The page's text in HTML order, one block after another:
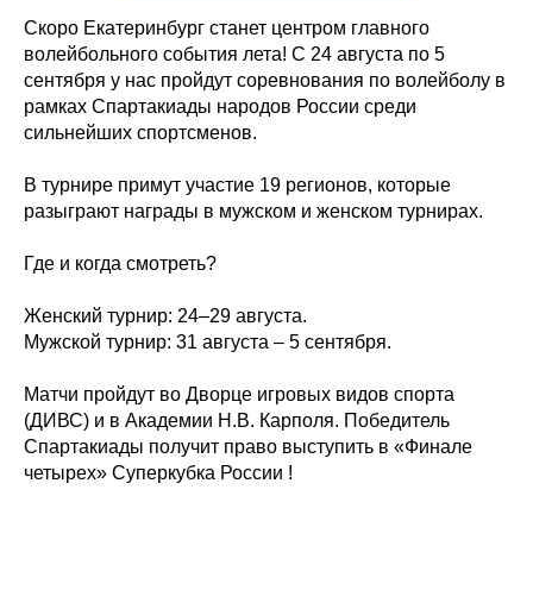
Скоро Екатеринбург станет центром главного
волейбольного события лета! С 24 августа по 5
сентября у нас пройдут соревнования по волейболу в
рамках Спартакиады народов России среди
сильнейших спортсменов.
В турнире примут участие 19 регионов, которые
разыграют награды в мужском и женском турнирах.
Где и когда смотреть?
Женский турнир: 24–29 августа.
Мужской турнир: 31 августа – 5 сентября.
Матчи пройдут во Дворце игровых видов спорта
(ДИВС) и в Академии Н.В. Карполя. Победитель
Спартакиады получит право выступить в «Финале
четырех» Суперкубка России !